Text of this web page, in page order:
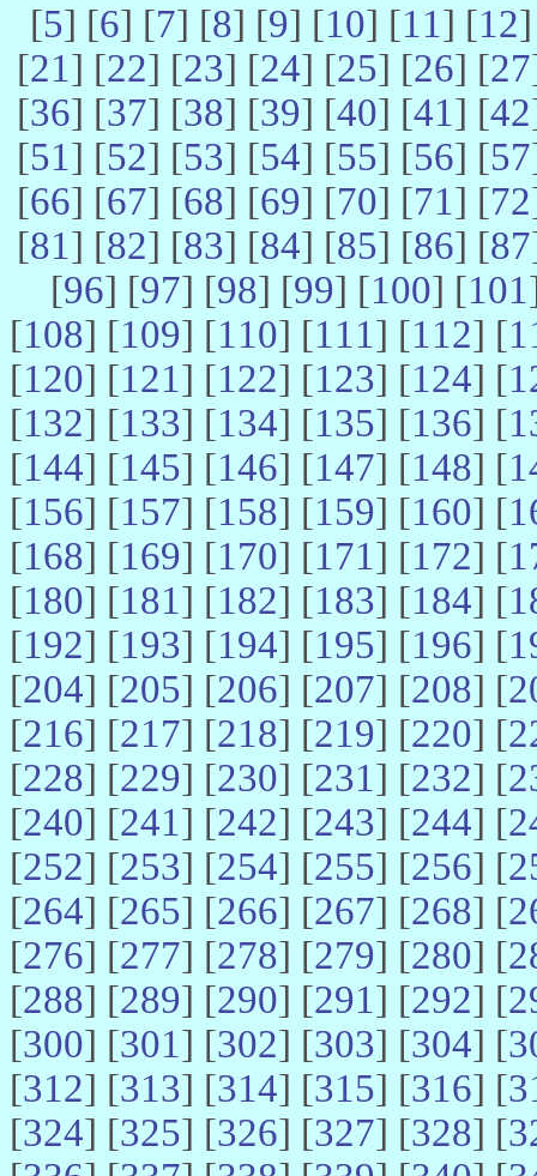
[5] [6] [7] [8] [9] [10] [11] [12
[21] [22] [23] [24] [25] [26] [27
[36] [37] [38] [39] [40] [41] [42
[51] [52] [53] [54] [55] [56] [57
[66] [67] [68] [69] [70] [71] [72
[81] [82] [83] [84] [85] [86] [87
[96] [97] [98] [99] [100] [101
[108] [109] [110] [111] [112] [
[120] [121] [122] [123] [124] [
[132] [133] [134] [135] [136] [
[144] [145] [146] [147] [148] [
[156] [157] [158] [159] [160] [
[168] [169] [170] [171] [172] [
[180] [181] [182] [183] [184] [
[192] [193] [194] [195] [196] [
[204] [205] [206] [207] [208] [
[216] [217] [218] [219] [220] [
[228] [229] [230] [231] [232] [
[240] [241] [242] [243] [244] [
[252] [253] [254] [255] [256] [
[264] [265] [266] [267] [268] [
[276] [277] [278] [279] [280] [
[288] [289] [290] [291] [292] [
[300] [301] [302] [303] [304] [
[312] [313] [314] [315] [316] [
[324] [325] [326] [327] [328] [